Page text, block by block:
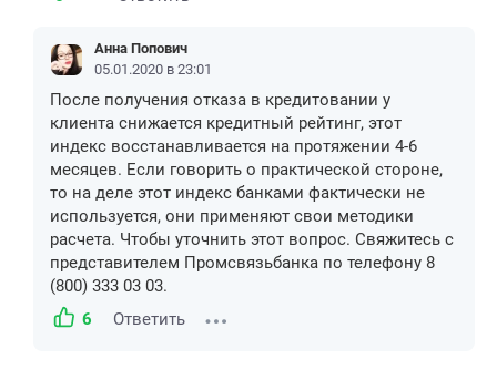
Анна Попович
05.01.2020 в 23:01
После получения отказа в кредитовании у
клиента снижается кредитный рейтинг, этот
индекс восстанавливается на протяжении 4-6
месяцев. Если говорить о практической стороне,
то на деле этот индекс банками фактически не
используется, они применяют свои методики
расчета. Чтобы уточнить этот вопрос. Свяжитесь с
представителем Промсвязьбанка по телефону 8
(800) 333 03 03.
6
Ответить